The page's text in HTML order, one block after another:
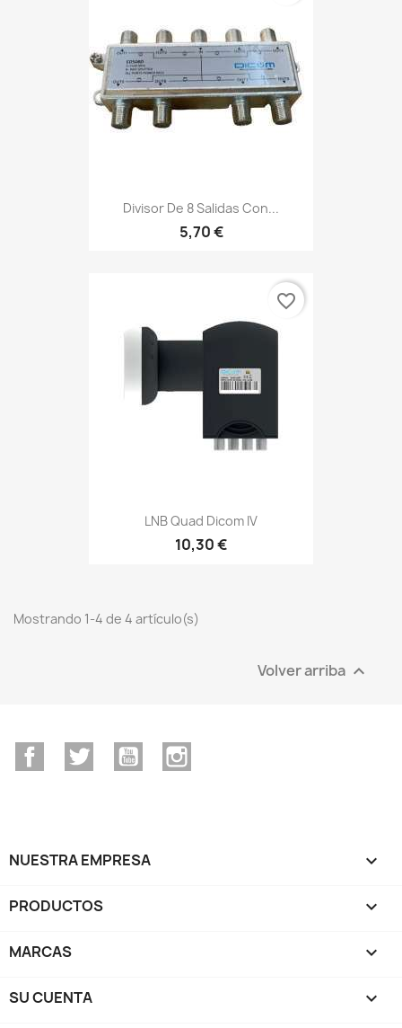
Divisor De 8 Salidas Con...
5,70 €
LNB Quad Dicom IV
10,30 €
favorite_border
Mostrando 1-4 de 4 artículo(s)
Volver arriba 
FacebookTwitter YouTube
NUESTRA EMPRESA 
PRODUCTOS 
MARCAS 
SU CUENTA 